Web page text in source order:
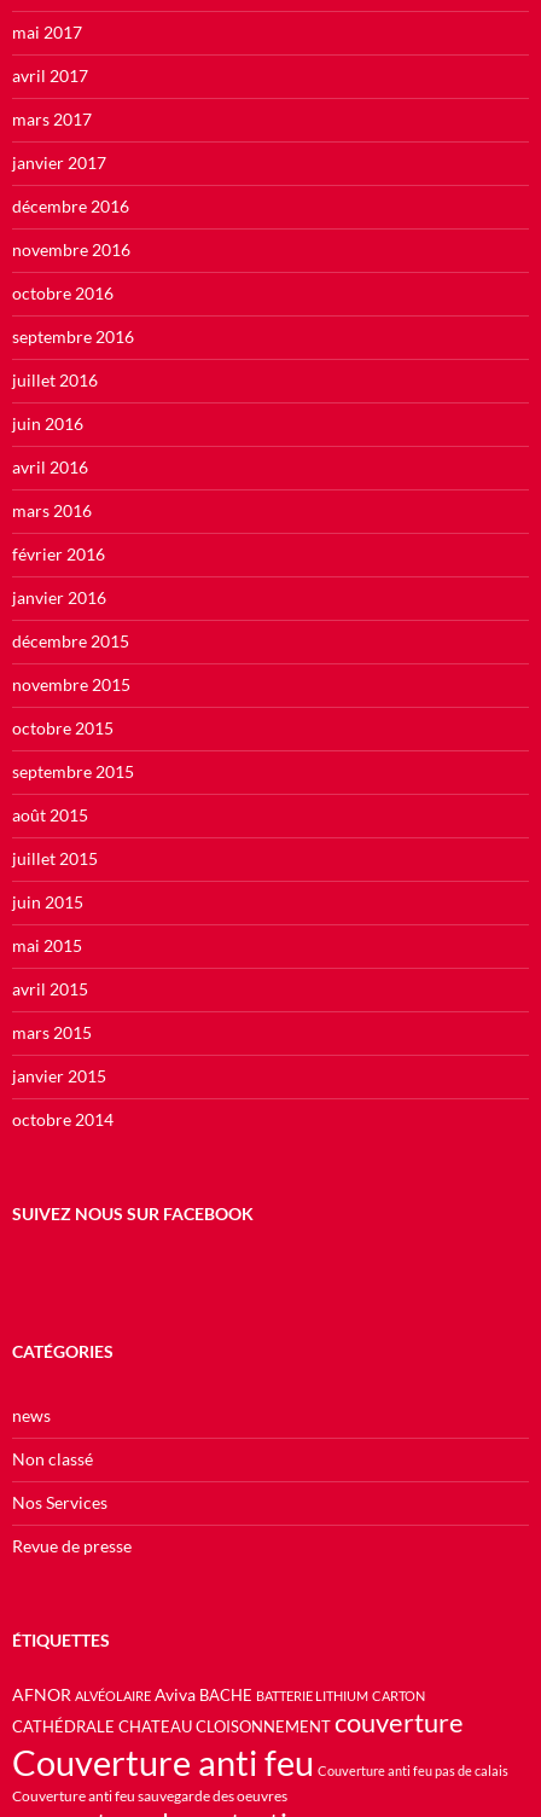
mai 2017
avril 2017
mars 2017
janvier 2017
décembre 2016
novembre 2016
octobre 2016
septembre 2016
juillet 2016
juin 2016
avril 2016
mars 2016
février 2016
janvier 2016
décembre 2015
novembre 2015
octobre 2015
septembre 2015
août 2015
juillet 2015
juin 2015
mai 2015
avril 2015
mars 2015
janvier 2015
octobre 2014
SUIVEZ NOUS SUR FACEBOOK
CATÉGORIES
news
Non classé
Nos Services
Revue de presse
ÉTIQUETTES
AFNOR ALVÉOLAIRE Aviva BACHE BATTERIE LITHIUM CARTON
CATHÉDRALE CHATEAU CLOISONNEMENT couverture
Couverture anti feu Couverture anti feu pas de calais
Couverture anti feu sauvegarde des oeuvres